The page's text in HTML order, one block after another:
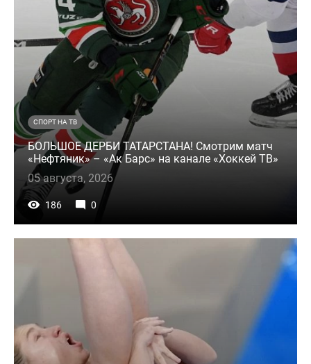
СПОРТ НА ТВ
БОЛЬШОЕ ДЕРБИ ТАТАРСТАНА! Смотрим матч
«Нефтяник» – «Ак Барс» на канале «Хоккей ТВ»
05 августа, 2026
186 0